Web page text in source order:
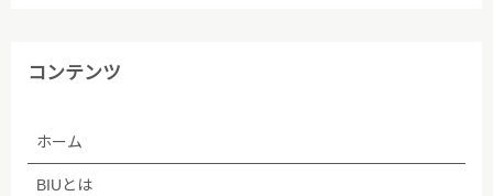
(5)法令等に基づく場合を除き、ご本人の同意なく第
(6)個人情報保護の状況を定期的に確認、見直しを行
い、継続的に改善します。
コンテンツ
ホーム
BIUとは